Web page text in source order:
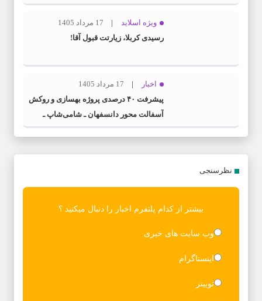
ویژه اسلاید
17 مرداد 1405
رسیدی کربلا، زیارتت قبول آقا!
اخبار
17 مرداد 1405
پیشرفت ۴۰ درصدی پروژه بهسازی و روکش
آسفالت محور دانسفهان ـ شامی‌شاپ ـ
ضیاآباد
نظرسنجی
بیشتر از کدام پلتفرم اخبار را دنبال میکنید ؟
وب سایت های خبری
اینستاگرام
توییتر